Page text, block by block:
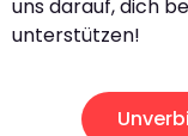
uns darauf, dich
unterstützen!